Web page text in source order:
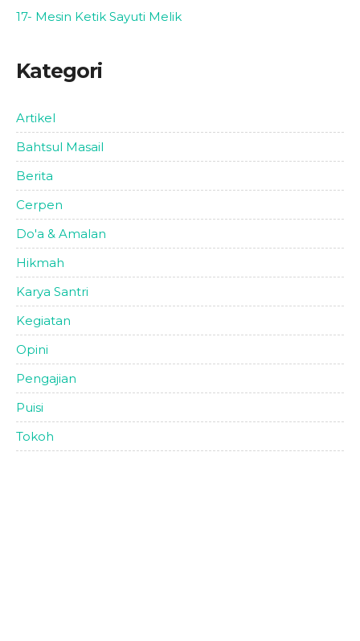
17- Mesin Ketik Sayuti Melik
Kategori
Artikel
Bahtsul Masail
Berita
Cerpen
Do'a & Amalan
Hikmah
Karya Santri
Kegiatan
Opini
Pengajian
Puisi
Tokoh